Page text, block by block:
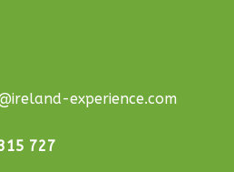
experience.com
727